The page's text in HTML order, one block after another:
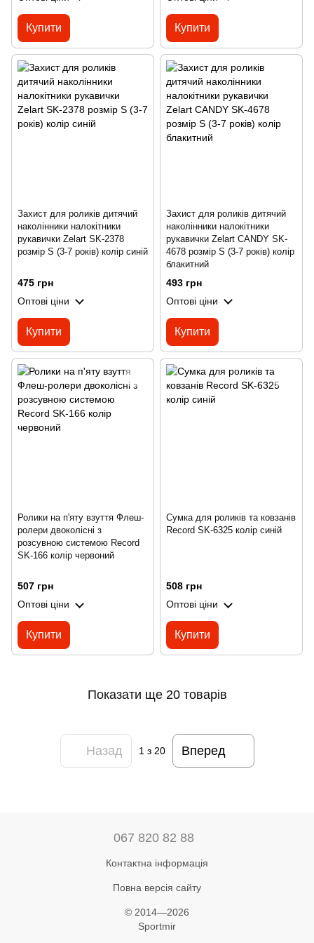
Купити Купити
Захист для роликів дитячий
наколінники налокітники
рукавички Zelart SK-2378
розмір S (3-7 років) колір синій
475 грн
Оптові ціни
Купити
Захист для роликів дитячий
наколінники налокітники
рукавички Zelart CANDY SK-
4678 розмір S (3-7 років) колір
блакитний
493 грн
Оптові ціни
Купити
Ролики на п'яту взуття Флеш-
ролери двоколісні з
розсувною системою Record
SK-166 колір червоний
507 грн
Оптові ціни
Купити
Сумка для роликів та ковзанів
Record SK-6325 колір синій
508 грн
Оптові ціни
Купити
Показати ще 20 товарів
Назад 1з 20 Вперед
067 820 82 88
Контактна інформація
Повна версія сайту
© 2014—2026
Sportmir